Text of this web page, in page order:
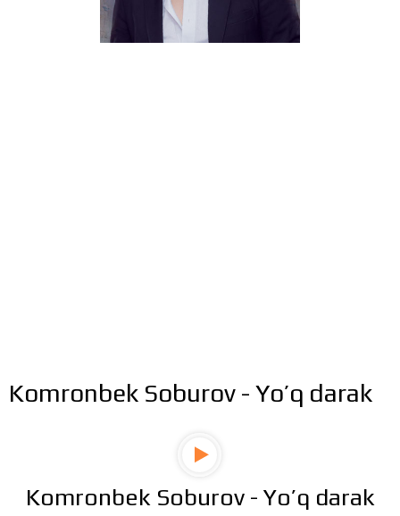
Komronbek Soburov - Yo’q darak
Komronbek Soburov - Yo’q darak